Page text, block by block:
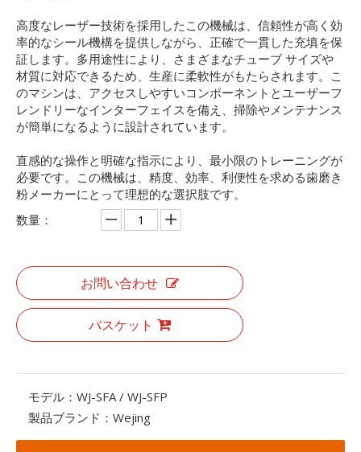
高度なレーザー技術を採用したこの機械は、信頼性が高く効
率的なシール機構を提供しながら、正確で一貫した充填を保
証します。多用途性により、さまざまなチューブ サイズや
材質に対応できるため、生産に柔軟性がもたらされます。こ
のマシンは、アクセスしやすいコンポーネントとユーザーフ
レンドリーなインターフェイスを備え、掃除やメンテナンス
が簡単になるように設計されています。
直感的な操作と明確な指示により、最小限のトレーニングが
必要です。この機械は、精度、効率、利便性を求める歯磨き
粉メーカーにとって理想的な選択肢です。
数量：
お問い合わせ
バスケット
モデル： WJ-SFA / WJ-SFP
製品ブランド： Wejing